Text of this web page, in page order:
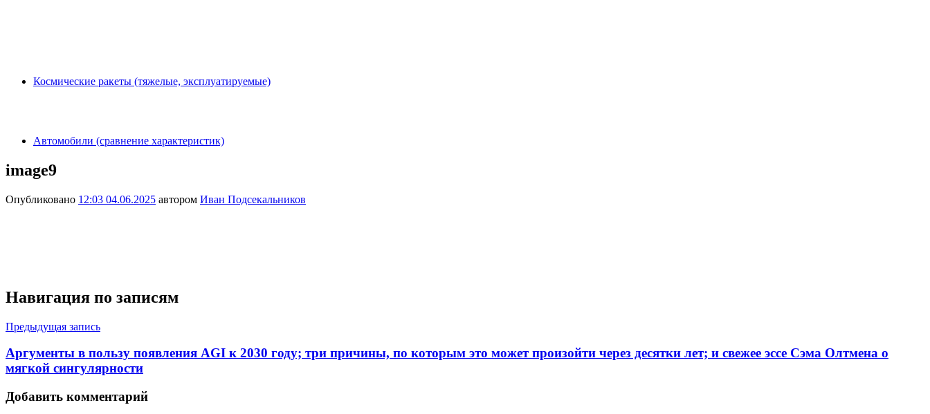
Космические ракеты (тяжелые, эксплуатируемые)
Автомобили (сравнение характеристик)
image9
Опубликовано 12:03 04.06.2025 автором Иван Подсекальников
Навигация по записям
Предыдущая запись
Аргументы в пользу появления AGI к 2030 году; три причины, по которым это может произойти через десятки лет; и свежее эссе Сэма Олтмена о
мягкой сингулярности
Добавить комментарий